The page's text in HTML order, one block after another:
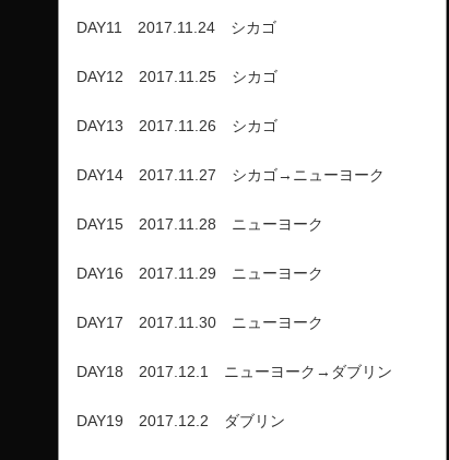
DAY11 2017.11.24 シカゴ
DAY12 2017.11.25 シカゴ
DAY13 2017.11.26 シカゴ
DAY14 2017.11.27 シカゴ→ニューヨーク
DAY15 2017.11.28 ニューヨーク
DAY16 2017.11.29 ニューヨーク
DAY17 2017.11.30 ニューヨーク
DAY18 2017.12.1 ニューヨーク→ダブリン
DAY19 2017.12.2 ダブリン